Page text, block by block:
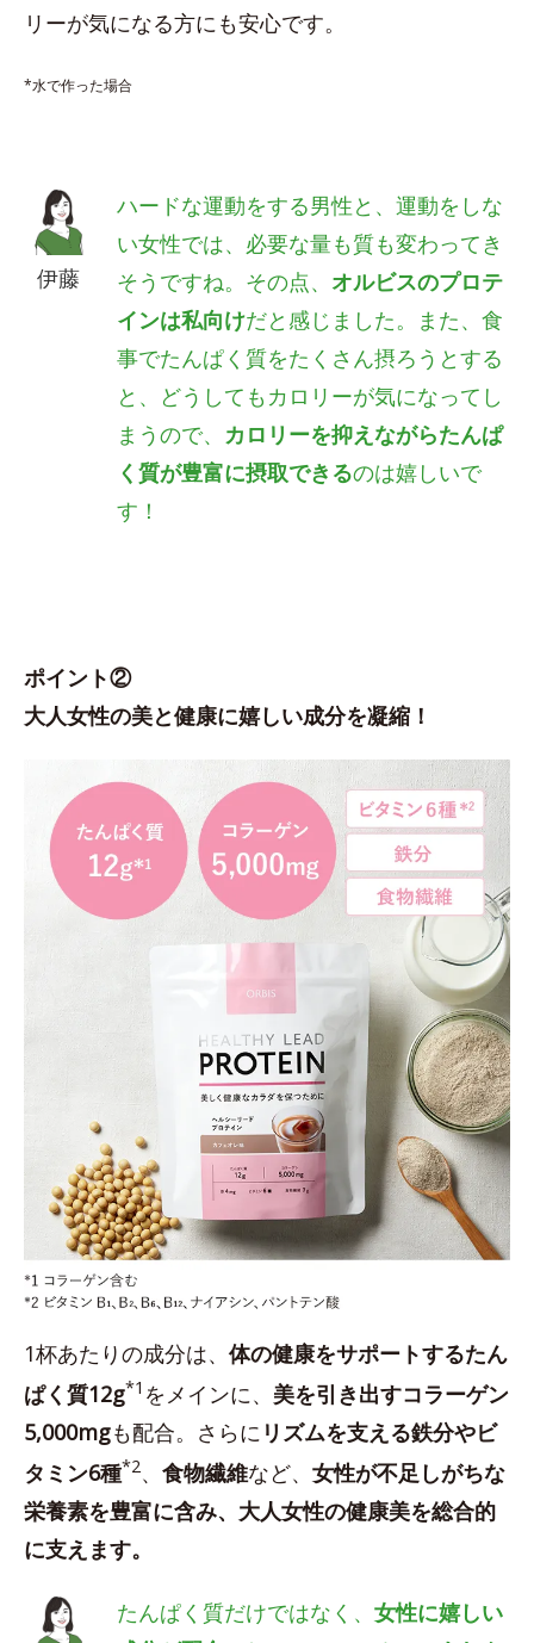
リーが気になる方にも安心です。
*水で作った場合
伊藤
ハードな運動をする男性と、運動をしな
い女性では、必要な量も質も変わってき
そうですね。その点、 オルビスのプロテ
インは私向けだと感じました。また、食
事でたんぱく質をたくさん摂ろうとする
と、どうしてもカロリーが気になってし
まうので、 カロリーを抑えながらたんぱ
く質が豊富に摂取できるのは嬉しいで
す！
ポイント②
大人女性の美と健康に嬉しい成分を凝縮！
1杯あたりの成分は、 体の健康をサポートするたん
ぱく質12g*1 をメインに、 美を引き出すコラーゲン
5,000mgも配合。さらに リズムを支える鉄分やビ
タミン6種*2、 食物繊維など、 女性が不足しがちな
栄養素を豊富に含み、大人女性の健康美を総合的
に支えます。
たんぱく質だけではなく、女性に嬉しい